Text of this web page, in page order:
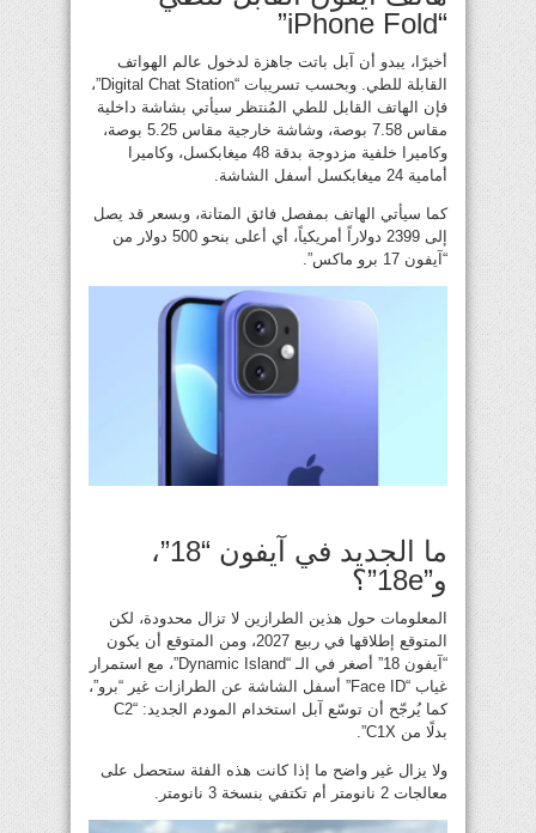
“iPhone Fold”
أخيرًا، يبدو أن آبل باتت جاهزة لدخول عالم الهواتف
القابلة للطي. وبحسب تسريبات “Digital Chat Station”،
فإن الهاتف القابل للطي المُنتظر سيأتي بشاشة داخلية
مقاس 7.58 بوصة، وشاشة خارجية مقاس 5.25 بوصة،
وكاميرا خلفية مزدوجة بدقة 48 ميغابكسل، وكاميرا
أمامية 24 ميغابكسل أسفل الشاشة.
كما سيأتي الهاتف بمفصل فائق المتانة، وبسعر قد يصل
إلى 2399 دولاراً أمريكياً، أي أعلى بنحو 500 دولار من
“آيفون 17 برو ماكس”.
ما الجديد في آيفون “18”،
و”18e”؟
المعلومات حول هذين الطرازين لا تزال محدودة، لكن
المتوقع إطلاقها في ربيع 2027، ومن المتوقع أن يكون
“آيفون 18” أصغر في الـ “Dynamic Island”، مع استمرار
غياب “Face ID” أسفل الشاشة عن الطرازات غير “برو”،
كما يُرجّح أن توسّع آبل استخدام المودم الجديد: “C2
بدلًا من C1X”.
ولا يزال غير واضح ما إذا كانت هذه الفئة ستحصل على
معالجات 2 نانومتر أم تكتفي بنسخة 3 نانومتر.